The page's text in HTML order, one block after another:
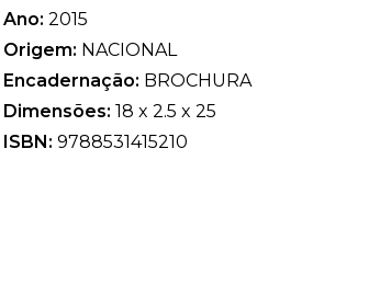
Ano: 2015
Origem: NACIONAL
Encadernação: BROCHURA
Dimensões: 18 x 2.5 x 25
ISBN: 9788531415210